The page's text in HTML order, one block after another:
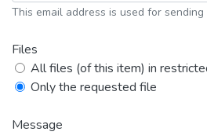
This email address is used for
Files
All files (of this item) in
Only the requested file
Message